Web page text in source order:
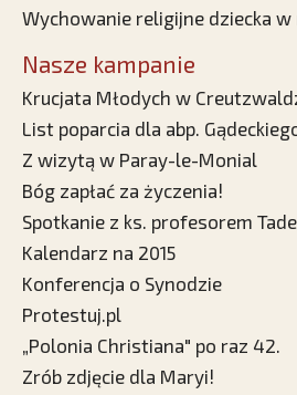
Wychowanie religijne dziecka
Nasze kampanie
Krucjata Młodych w
List poparcia dla abp.
Z wizytą w Paray-le-Monial
Bóg zapłać za życzenia!
Spotkanie z ks. profesorem
Kalendarz na 2015
Konferencja o Synodzie
Protestuj.pl
„Polonia Christiana" po raz 42.
Zrób zdjęcie dla Maryi!